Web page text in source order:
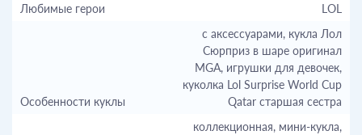
Любимые герои
LOL
Особенности куклы
с аксессуарами, кукла Лол
Сюрприз в шаре оригинал
MGA, игрушки для девочек,
куколка Lol Surprise World Cup
Qatar старшая сестра
коллекционная, мини-кукла,